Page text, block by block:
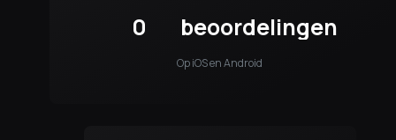
0 beoordelingen
Op iOS en Android